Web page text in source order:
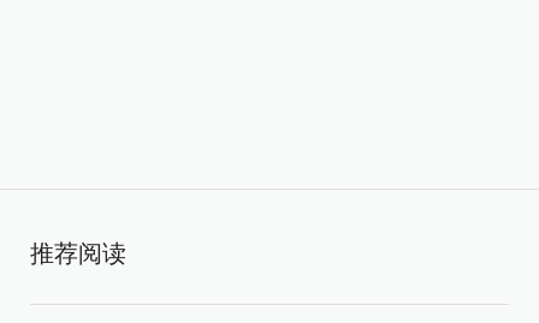
推荐阅读